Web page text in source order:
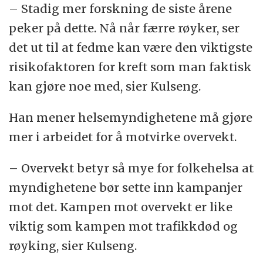
– Stadig mer forskning de siste årene
peker på dette. Nå når færre røyker, ser
det ut til at fedme kan være den viktigste
risikofaktoren for kreft som man faktisk
kan gjøre noe med, sier Kulseng.
Han mener helsemyndighetene må gjøre
mer i arbeidet for å motvirke overvekt.
– Overvekt betyr så mye for folkehelsa at
myndighetene bør sette inn kampanjer
mot det. Kampen mot overvekt er like
viktig som kampen mot trafikkdød og
røyking, sier Kulseng.